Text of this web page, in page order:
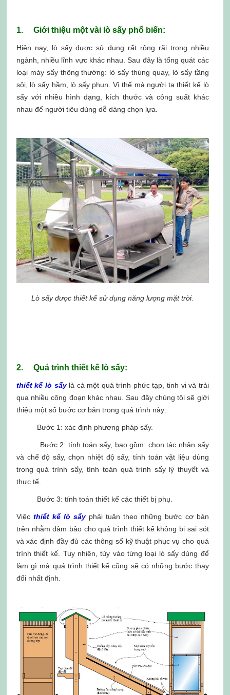
1. Giới thiệu một vài lò sấy phổ biến:
Hiện nay, lò sấy được sử dụng rất rộng rãi trong nhiều
ngành, nhiều lĩnh vực khác nhau. Sau đây là tổng quát các
loại máy sấy thông thường: lò sấy thùng quay, lò sấy tầng
sôi, lò sấy hầm, lò sấy phun. Vì thế mà người ta thiết kế lò
sấy với nhiều hình dạng, kích thước và công suất khác
nhau để người tiêu dùng dễ dàng chọn lựa.
Lò sấy được thiết kế sử dụng năng lượng mặt trời.
2. Quá trình thiết kế lò sấy:
thiết kế lò sấylà cả một quá trình phức tạp, tinh vi và trải
qua nhiều công đoạn khác nhau. Sau đây chúng tôi sẽ giới
thiệu một số bước cơ bản trong quá trình này:
Bước 1: xác định phương pháp sấy.
Bước 2: tính toán sấy, bao gồm: chọn tác nhân sấy
và chế độ sấy, chọn nhiệt độ sấy, tính toán vật liệu dùng
trong quá trình sấy, tính toán quá trình sấy lý thuyết và
thực tế.
Bước 3: tính toán thiết kế các thiết bị phụ.
Việc thiết kế lò sấyphải tuân theo những bước cơ bản
trên nhằm đảm bảo cho quá trình thiết kế không bị sai sót
và xác định đầy đủ các thông số kỹ thuật phục vụ cho quá
trình thiết kế. Tuy nhiên, tùy vào từng loại lò sấy dùng để
làm gì mà quá trình thiết kế cũng sẽ có những bước thay
đổi nhất định.